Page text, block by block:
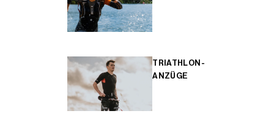
TRIATHLON-
ANZÜGE